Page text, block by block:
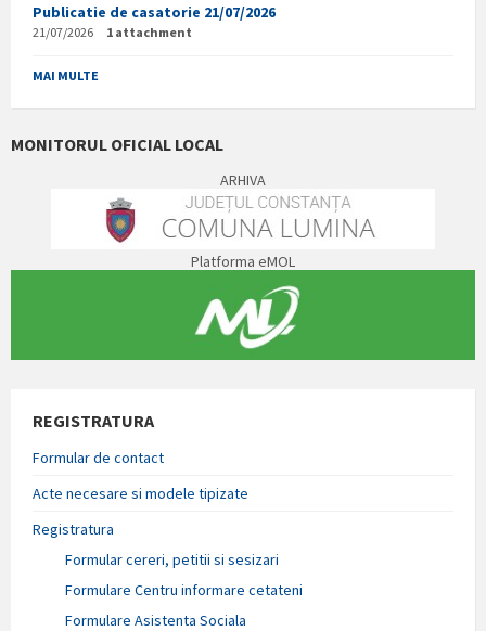
Publicatie de casatorie 21/07/2026
21/07/2026 1 attachment
MAI MULTE
MONITORUL OFICIAL LOCAL
ARHIVA
Platforma eMOL
REGISTRATURA
Formular de contact
Acte necesare si modele tipizate
Registratura
Formular cereri, petitii si sesizari
Formulare Centru informare cetateni
Formulare Asistenta Sociala